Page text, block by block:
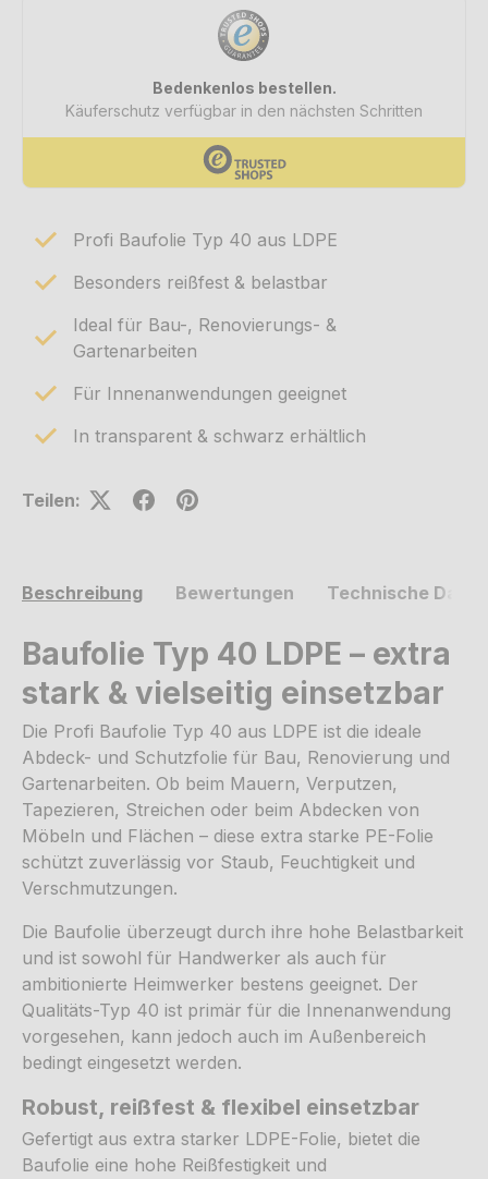
Profi Baufolie Typ 40 aus LDPE
Besonders reißfest & belastbar
Ideal für Bau-, Renovierungs- &
Gartenarbeiten
Für Innenanwendungen geeignet
In transparent & schwarz erhältlich
Teilen:
Beschreibung Bewertungen Technische Daten
Baufolie Typ 40 LDPE – extra
stark & vielseitig einsetzbar
Die Profi Baufolie Typ 40 aus LDPE ist die ideale
Abdeck- und Schutzfolie für Bau, Renovierung und
Gartenarbeiten. Ob beim Mauern, Verputzen,
Tapezieren, Streichen oder beim Abdecken von
Möbeln und Flächen – diese extra starke PE-Folie
schützt zuverlässig vor Staub, Feuchtigkeit und
Verschmutzungen.
Die Baufolie überzeugt durch ihre hohe Belastbarkeit
und ist sowohl für Handwerker als auch für
ambitionierte Heimwerker bestens geeignet. Der
Qualitäts-Typ 40 ist primär für die Innenanwendung
vorgesehen, kann jedoch auch im Außenbereich
bedingt eingesetzt werden.
Robust, reißfest & flexibel einsetzbar
Gefertigt aus extra starker LDPE-Folie, bietet die
Baufolie eine hohe Reißfestigkeit und